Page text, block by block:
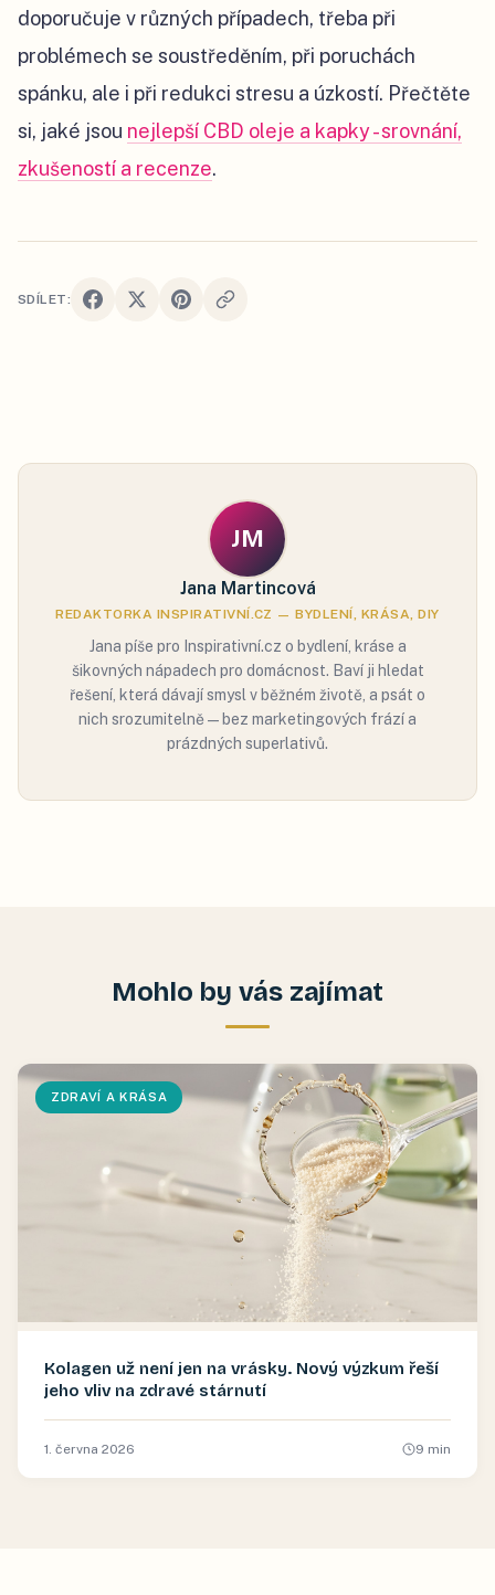
doporučuje v různých případech, třeba při
problémech se soustředěním, při poruchách
spánku, ale i při redukci stresu a úzkostí. Přečtěte
si, jaké jsou nejlepší CBD oleje a kapky - srovnání,
zkušeností a recenze.
SDÍLET:
JM
Jana Martincová
REDAKTORKA INSPIRATIVNÍ.CZ — BYDLENÍ, KRÁSA, DIY
Jana píše pro Inspirativní.cz o bydlení, kráse a
šikovných nápadech pro domácnost. Baví ji hledat
řešení, která dávají smysl v běžném životě, a psát o
nich srozumitelně — bez marketingových frází a
prázdných superlativů.
Mohlo by vás zajímat
ZDRAVÍ A KRÁSA
Kolagen už není jen na vrásky. Nový výzkum řeší
jeho vliv na zdravé stárnutí
1. června 2026 9 min